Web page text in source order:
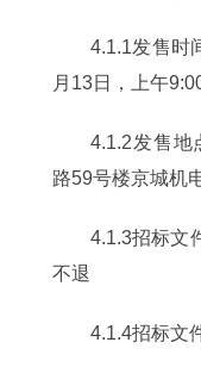
4.1.1发售时
月13日，上午
4.1.2发售地
路59号楼京城机
4.1.3招标文
不退
4.1.4招标文